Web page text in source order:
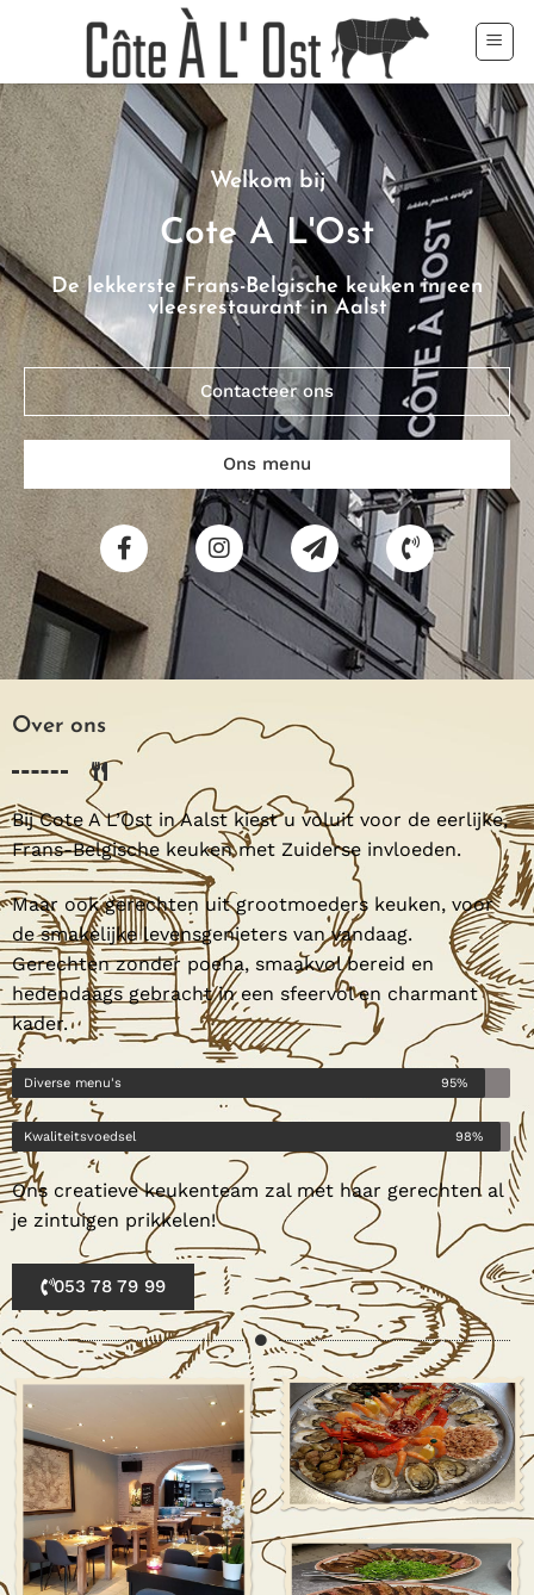
Welkom bij
Cote A L'Ost
De lekkerste Frans-Belgische keuken in een
vleesrestaurant in Aalst
Contacteer ons
Ons menu
Over ons
Bij Cote A L’Ost in Aalst kiest u voluit voor de eerlijke,
Frans-Belgische keuken met Zuiderse invloeden.
Maar ook gerechten uit grootmoeders keuken, voor
de smakelijke levensgenieters van vandaag.
Gerechten zonder poeha, smaakvol bereid en
hedendaags gebracht in een sfeervol en charmant
kader.
Diverse menu's 95%
Kwaliteitsvoedsel 98%
Ons creatieve keukenteam zal met haar gerechten al
je zintuigen prikkelen!
053 78 79 99